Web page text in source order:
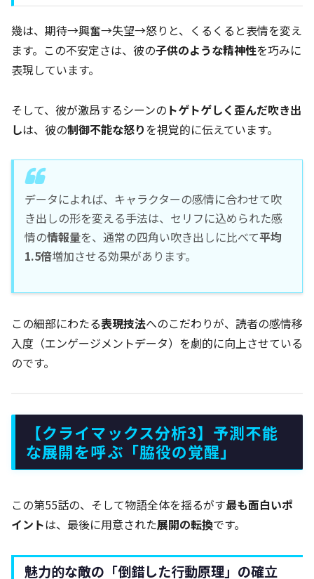
幾は、期待→興奮→失望→怒りと、くるくると表情を変え
ます。この不安定さは、彼の子供のような精神性を巧みに
表現しています。
そして、彼が激昂するシーンの トゲトゲしく歪んだ吹き出
しは、彼の制御不能な怒りを視覚的に伝えています。
データによれば、キャラクターの感情に合わせて吹
き出しの形を変える手法は、セリフに込められた感
情の情報量を、通常の四角い吹き出しに比べて平均
1.5倍増加させる効果があります。
この細部にわたる表現技法へのこだわりが、読者の感情移
入度（エンゲージメントデータ）を劇的に向上させている
のです。
【クライマックス分析3】予測不能
な展開を呼ぶ「脇役の覚醒」
この第55話の、そして物語全体を揺るがす最も面白いポ
イントは、最後に用意された展開の転換です。
魅力的な敵の「倒錯した行動原理」の確立